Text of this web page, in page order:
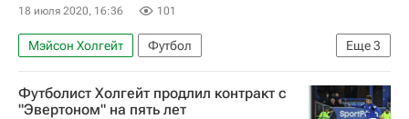
18 июля 2020, 16:36 101
Еще3
Мэйсон Холгейт
Футбол
АПЛ 2026-2027 (Чемпионат Англии по футболу)
Эвертон
Йерри Мина
Футболист Холгейт продлил контракт с
"Эвертоном" на пять лет